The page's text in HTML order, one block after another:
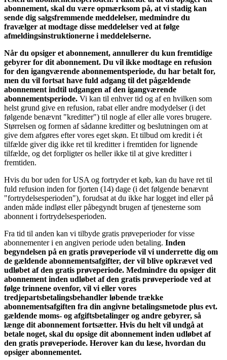
abonnement, skal du være opmærksom på, at vi stadig kan
sende dig salgsfremmende meddelelser, medmindre du
fravælger at modtage disse meddelelser ved at følge
afmeldingsinstruktionerne i meddelelserne.
Når du opsiger et abonnement, annullerer du kun fremtidige
gebyrer for dit abonnement. Du vil ikke modtage en refusion
for den igangværende abonnementsperiode, du har betalt for,
men du vil fortsat have fuld adgang til det pågældende
abonnement indtil udgangen af den igangværende
abonnementsperiode. Vi kan til enhver tid og af en hvilken som
helst grund give en refusion, rabat eller andre modydelser (i det
følgende benævnt "kreditter") til nogle af eller alle vores brugere.
Størrelsen og formen af sådanne kreditter og beslutningen om at
give dem afgøres efter vores eget skøn. Et tilbud om kredit i ét
tilfælde giver dig ikke ret til kreditter i fremtiden for lignende
tilfælde, og det forpligter os heller ikke til at give kreditter i
fremtiden.
Hvis du bor uden for USA og fortryder et køb, kan du have ret til
fuld refusion inden for fjorten (14) dage (i det følgende benævnt
"fortrydelsesperioden"), forudsat at du ikke har logget ind eller på
anden måde indløst eller påbegyndt brugen af tjenesterne som
abonnent i fortrydelsesperioden.
Fra tid til anden kan vi tilbyde gratis prøveperioder for visse
abonnementer i en angiven periode uden betaling. Inden
begyndelsen på en gratis prøveperiode vil vi underrette dig om
de gældende abonnementsafgifter, der vil blive opkrævet ved
udløbet af den gratis prøveperiode. Medmindre du opsiger dit
abonnement inden udløbet af den gratis prøveperiode ved at
følge trinnene ovenfor, vil vi eller vores
tredjepartsbetalingsbehandler løbende trække
abonnementsafgiften fra din angivne betalingsmetode plus evt.
gældende moms- og afgiftsbetalinger og andre gebyrer, så
længe dit abonnement fortsætter. Hvis du helt vil undgå at
betale noget, skal du opsige dit abonnement inden udløbet af
den gratis prøveperiode. Herover kan du læse, hvordan du
opsiger abonnementet.